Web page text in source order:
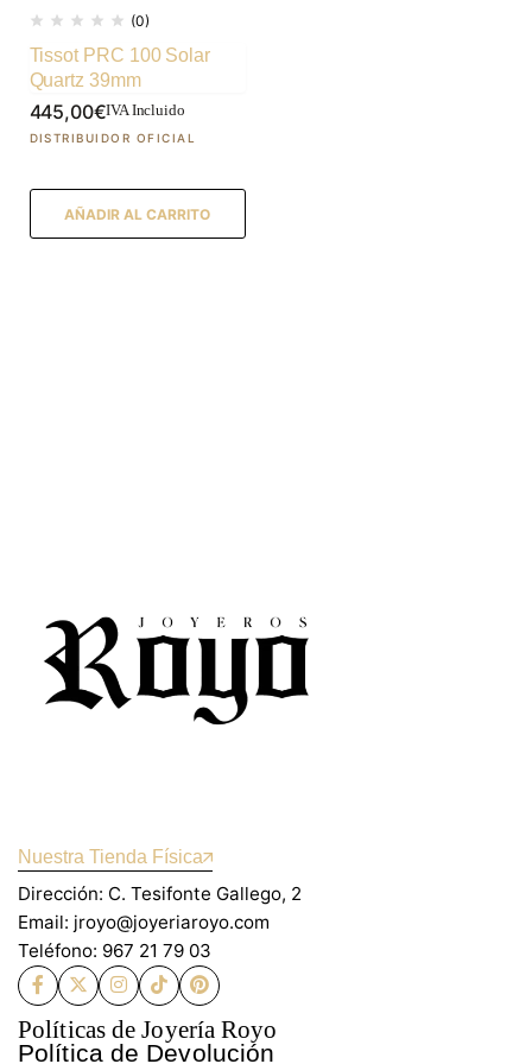
(0)
Tissot PRC 100 Solar
Quartz 39mm
445,00€IVA Incluido
AÑADIR AL CARRITO
Nuestra Tienda Física
Dirección: C. Tesifonte Gallego, 2
Email: jroyo@joyeriaroyo.com
Teléfono: 967 21 79 03
Políticas de Joyería Royo
Política de Devolución